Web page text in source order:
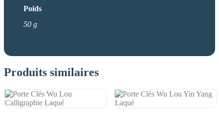
Poids
50 g
Produits similaires